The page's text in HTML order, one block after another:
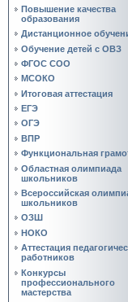
Повышение качества
образования
Дистанционное
Обучение детей с ОВЗ
ФГОС СОО
МСОКО
Итоговая аттестация
ЕГЭ
ОГЭ
ВПР
Функциональная
Областная олимпиада
школьников
Всероссийская
школьников
ОЗШ
НОКО
Аттестация
работников
Конкурсы
профессионального
мастерства